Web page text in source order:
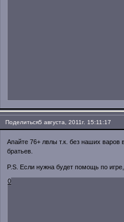
Поделиться5 августа, 2011г. 15:11:17
Апайте 76+ лвлы т.к. без наших варов
братьев.
P.S. Если нужна будет помощь по
0